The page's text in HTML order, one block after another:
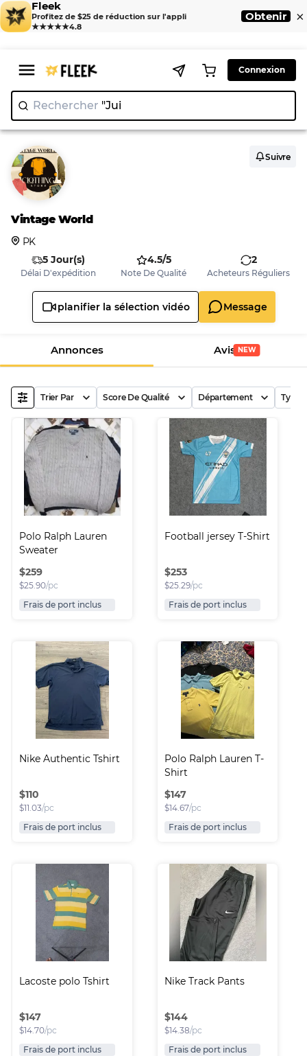
Fleek
Profitez de $25 de réduction sur l'appli
★★★★★4.8
Obtenir ×
Connexion
Rechercher "Juicy Coutu
Vintage World
PK
Suivre
5 Jour(s)
Délai D'expédition
4.5/5
Note De Qualité
2
Acheteurs Réguliers
planifier la sélection vidéo Message
Annonces Avis NEW
Trier Par Score De Qualité Département Type
Polo Ralph Lauren
Sweater
$259
$25.90/pc
Frais de port inclus
Football jersey T-Shirt
$253
$25.29/pc
Frais de port inclus
Nike Authentic Tshirt
$110
$11.03/pc
Frais de port inclus
Polo Ralph Lauren T-
Shirt
$147
$14.67/pc
Frais de port inclus
Lacoste polo Tshirt
$147
$14.70/pc
Frais de port inclus
Nike Track Pants
$144
$14.38/pc
Frais de port inclus